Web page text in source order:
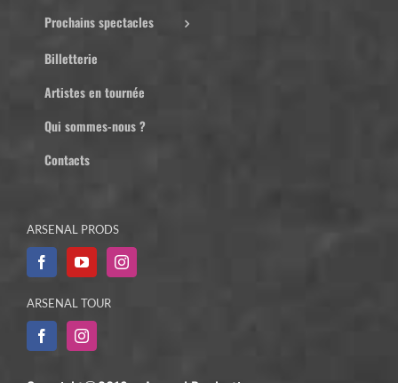
Prochains spectacles
Billetterie
Artistes en tournée
Qui sommes-nous ?
Contacts
ARSENAL PRODS
ARSENAL TOUR